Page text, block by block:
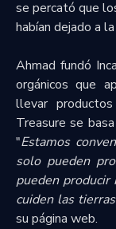
se percató que
habían dejado a
Ahmad fundó
orgánicos que
llevar
Treasure se
"Estamos
solo pueden
pueden producir
cuiden las
su página web.